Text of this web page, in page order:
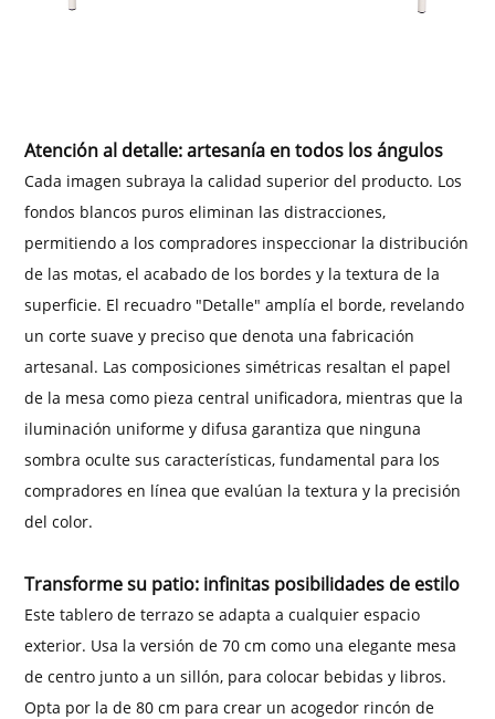
Atención al detalle: artesanía en todos los ángulos
Cada imagen subraya la calidad superior del producto. Los
fondos blancos puros eliminan las distracciones,
permitiendo a los compradores inspeccionar la distribución
de las motas, el acabado de los bordes y la textura de la
superficie. El recuadro "Detalle" amplía el borde, revelando
un corte suave y preciso que denota una fabricación
artesanal. Las composiciones simétricas resaltan el papel
de la mesa como pieza central unificadora, mientras que la
iluminación uniforme y difusa garantiza que ninguna
sombra oculte sus características, fundamental para los
compradores en línea que evalúan la textura y la precisión
del color.
Transforme su patio: infinitas posibilidades de estilo
Este tablero de terrazo se adapta a cualquier espacio
exterior. Usa la versión de 70 cm como una elegante mesa
de centro junto a un sillón, para colocar bebidas y libros.
Opta por la de 80 cm para crear un acogedor rincón de